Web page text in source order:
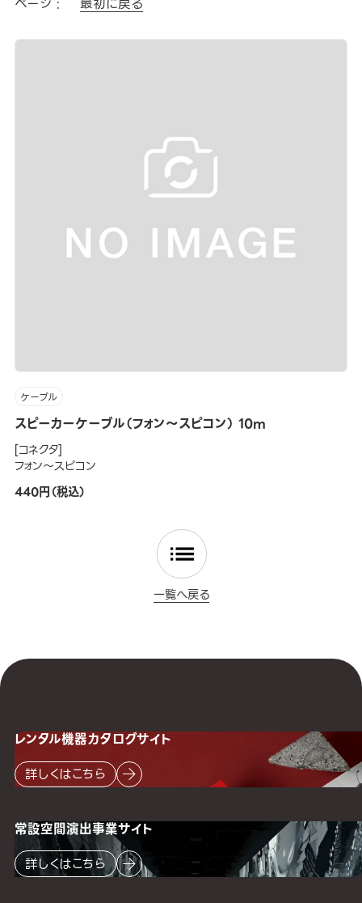
ケーブル
スピーカーケーブル（フォン～スピコン） 10m
[コネクタ]
フォン～スピコン
440円（税込）
一覧へ戻る
レンタル機器カタログサイト
詳しくはこちら
常設空間演出事業サイト
詳しくはこちら